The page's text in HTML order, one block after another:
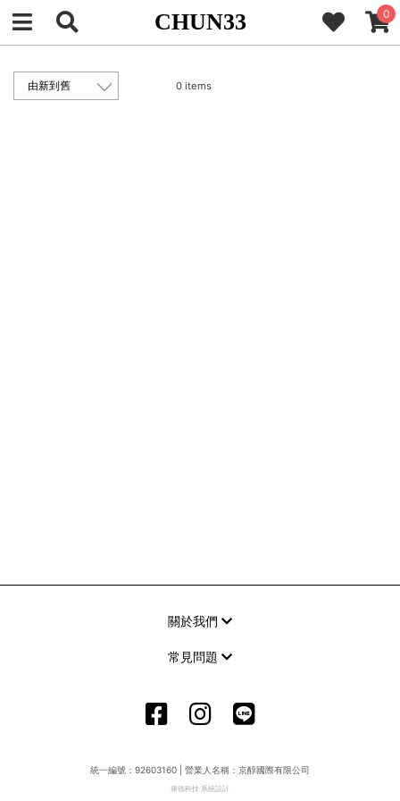
CHUN33 0
0 items
關於我們
常見問題
統一編號：92603160 | 營業人名稱：京醇國際有限公司
康德科技 系統設計